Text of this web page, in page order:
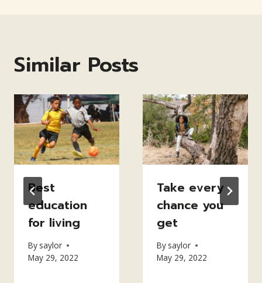
Similar Posts
Best
education
for living
By saylor
May 29, 2022
Take every
chance you
get
By saylor
May 29, 2022